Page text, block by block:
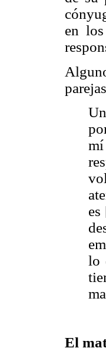
en
lo
El